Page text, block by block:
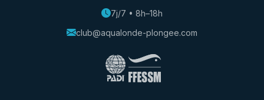
7j/7 • 8h–18h
club@aqualonde-plongee.com